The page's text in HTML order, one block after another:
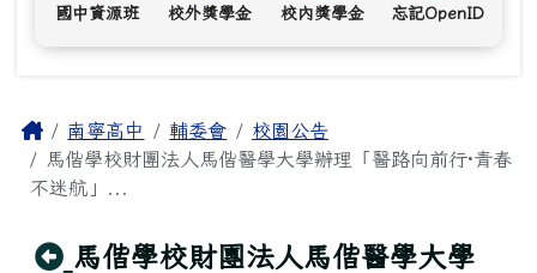
國中資源班 校外獎學金 校內獎學金 忘記OpenID
主內容區域
Home南寧高中 輔委會
校園公告
馬偕學校財團法人馬偕醫學大學辦理「醫路向前行·青春
不迷航」...
回上頁
馬偕學校財團法人馬偕醫學大學